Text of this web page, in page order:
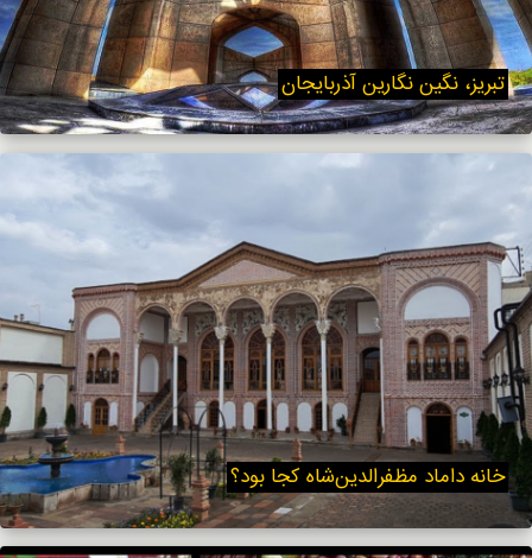
تبریز، نگین نگارین آذربایجان
خانه داماد مظفرالدین‌شاه کجا بود؟